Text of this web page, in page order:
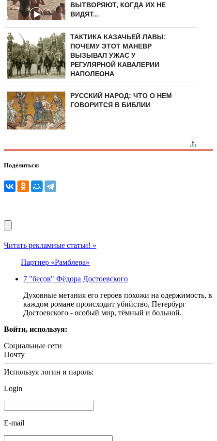
ВЫТВОРЯЮТ, КОГДА ИХ НЕ
ВИДЯТ...
ТАКТИКА КАЗАЧЬЕЙ ЛАВЫ:
ПОЧЕМУ ЭТОТ МАНЕВР
ВЫЗЫВАЛ УЖАС У
РЕГУЛЯРНОЙ КАВАЛЕРИИ
НАПОЛЕОНА
РУССКИЙ НАРОД: ЧТО О НЕМ
ГОВОРИТСЯ В БИБЛИИ
Поделиться:
Читать рекламные статьи! »
Партнер «Рамблера»
7 "бесов" Фёдора Достоевского
Духовные метания его героев похожи на одержимость, в
каждом романе происходит убийство, Петербург
Достоевского - особый мир, тёмный и больной.
Войти, используя:
Социальные сети
Почту
Используя логин и пароль:
Login
E-mail